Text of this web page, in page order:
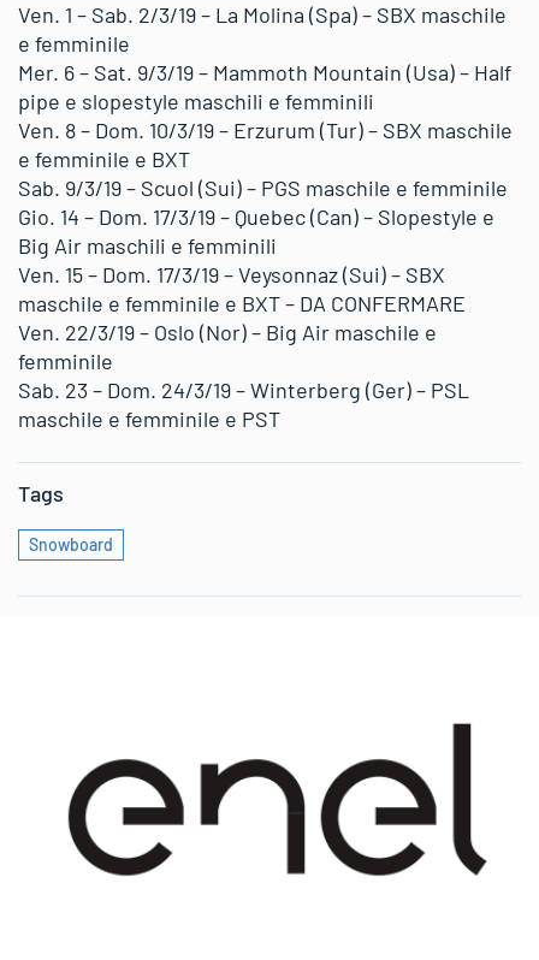
Ven. 1 – Sab. 2/3/19 – La Molina (Spa) – SBX maschile
e femminile
Mer. 6 – Sat. 9/3/19 – Mammoth Mountain (Usa) – Half
pipe e slopestyle maschili e femminili
Ven. 8 – Dom. 10/3/19 – Erzurum (Tur) – SBX maschile
e femminile e BXT
Sab. 9/3/19 – Scuol (Sui) – PGS maschile e femminile
Gio. 14 – Dom. 17/3/19 – Quebec (Can) – Slopestyle e
Big Air maschili e femminili
Ven. 15 – Dom. 17/3/19 – Veysonnaz (Sui) – SBX
maschile e femminile e BXT – DA CONFERMARE
Ven. 22/3/19 – Oslo (Nor) – Big Air maschile e
femminile
Sab. 23 – Dom. 24/3/19 – Winterberg (Ger) – PSL
maschile e femminile e PST
Tags
Snowboard